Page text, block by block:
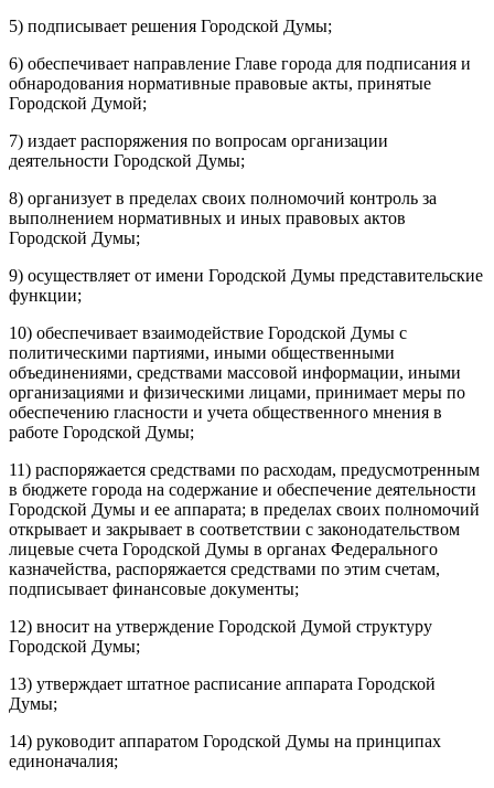
5) подписывает решения Городской Думы;
6) обеспечивает направление Главе города для подписания и
обнародования нормативные правовые акты, принятые
Городской Думой;
7) издает распоряжения по вопросам организации
деятельности Городской Думы;
8) организует в пределах своих полномочий контроль за
выполнением нормативных и иных правовых актов
Городской Думы;
9) осуществляет от имени Городской Думы представительские
функции;
10) обеспечивает взаимодействие Городской Думы с
политическими партиями, иными общественными
объединениями, средствами массовой информации, иными
организациями и физическими лицами, принимает меры по
обеспечению гласности и учета общественного мнения в
работе Городской Думы;
11) распоряжается средствами по расходам, предусмотренным
в бюджете города на содержание и обеспечение деятельности
Городской Думы и ее аппарата; в пределах своих полномочий
открывает и закрывает в соответствии с законодательством
лицевые счета Городской Думы в органах Федерального
казначейства, распоряжается средствами по этим счетам,
подписывает финансовые документы;
12) вносит на утверждение Городской Думой структуру
Городской Думы;
13) утверждает штатное расписание аппарата Городской
Думы;
14) руководит аппаратом Городской Думы на принципах
единоначалия;